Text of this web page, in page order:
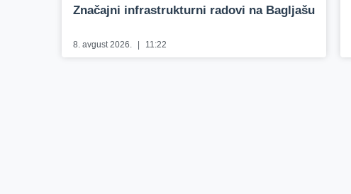
Značajni infrastrukturni radovi na Bagljašu
8. avgust 2026. 11:22